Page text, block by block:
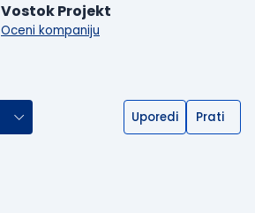
Vostok Projekt
Oceni kompaniju
Uporedi Prati